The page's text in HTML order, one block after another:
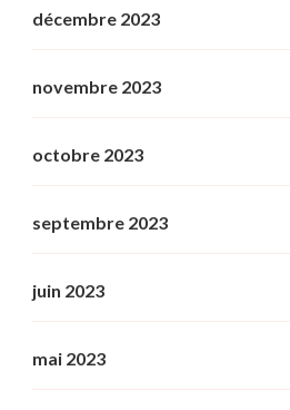
décembre 2023
novembre 2023
octobre 2023
septembre 2023
juin 2023
mai 2023